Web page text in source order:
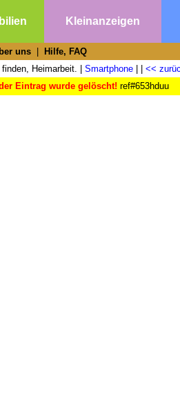
Kleinanzeigen
uns
Hilfe, FAQ
Heimarbeit. | Smartphone <<
Eintrag wurde gelöscht! ref#653hduu